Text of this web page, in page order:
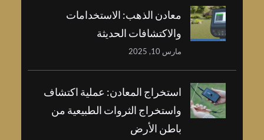
معادن الذهب: الاستخدامات
والاكتشافات الحديثة
مارس 10, 2025
استخراج المعادن: عملية اكتشاف
واستخراج الثروات الطبيعية من
باطن الأرض